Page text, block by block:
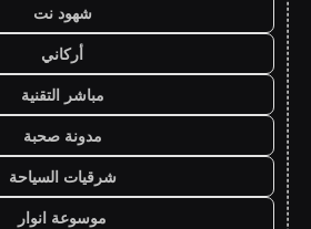
شهود نت
أركاني
مباشر التقنية
مدونة صحبة
شرقيات السياحة
موسوعة انوار